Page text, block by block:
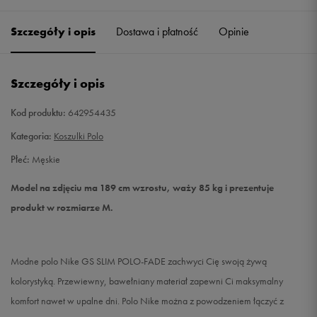
L Powiadom o dostępności
Szczegóły i opis Dostawa i płatność Opinie
Szczegóły i opis
Kod produktu: 642954435
Kategoria: Koszulki Polo
Płeć: Męskie
Model na zdjęciu ma 189 cm wzrostu, waży 85 kg i prezentuje
produkt w rozmiarze M.
Modne polo Nike GS SLIM POLO-FADE zachwyci Cię swoją żywą
kolorystyką. Przewiewny, bawełniany materiał zapewni Ci maksymalny
komfort nawet w upalne dni. Polo Nike można z powodzeniem łączyć z